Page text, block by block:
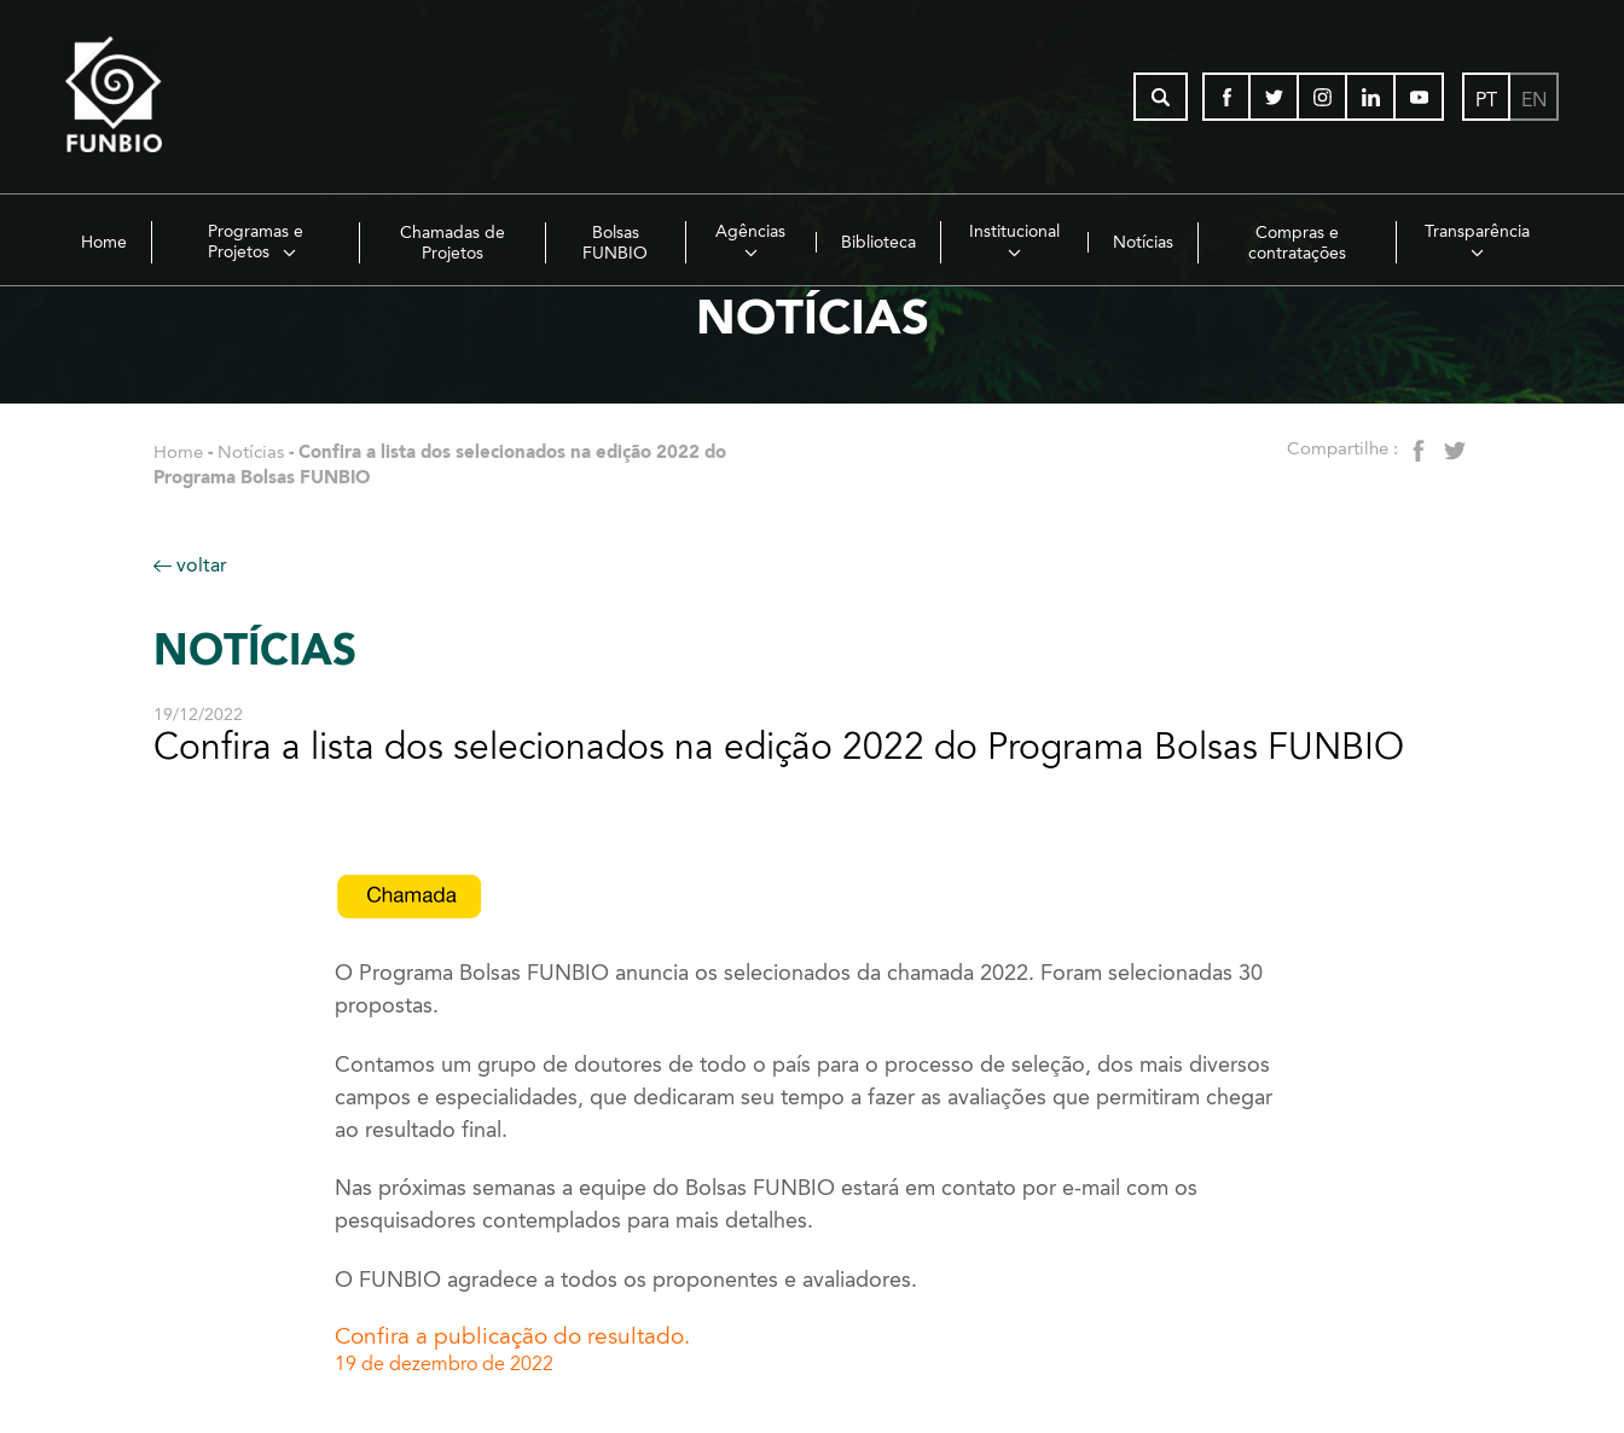
PT EN
Home
Programas e
Projetos
Chamadas de
Projetos
Bolsas
FUNBIO
Agências
Biblioteca
Institucional
Notícias
Compras e
contratações
Transparência
NOTÍCIAS
Home - Notícias - Confira a lista dos selecionados na edição 2022 do
Programa Bolsas FUNBIO
Compartilhe :
voltar
NOTÍCIAS
19/12/2022
Confira a lista dos selecionados na edição 2022 do Programa Bolsas FUNBIO
O Programa Bolsas FUNBIO anuncia os selecionados da chamada 2022. Foram selecionadas 30
propostas.
Contamos um grupo de doutores de todo o país para o processo de seleção, dos mais diversos
campos e especialidades, que dedicaram seu tempo a fazer as avaliações que permitiram chegar
ao resultado final.
Nas próximas semanas a equipe do Bolsas FUNBIO estará em contato por e-mail com os
pesquisadores contemplados para mais detalhes.
O FUNBIO agradece a todos os proponentes e avaliadores.
Confira a publicação do resultado.
19 de dezembro de 2022